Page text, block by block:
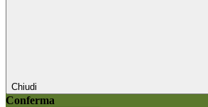
Chiudi
Conferma